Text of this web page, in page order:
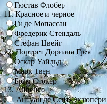
Гюстав Флобер
11. Красное и черное
Ги де Мопассан
Фредерик Стендаль
Стефан Цвейг
12. Портрет Дориана Грея
Оскар Уайльд
Марк Твен
Брэм Стокер
13. Айвенго
Антуан де Сент-Экзюпери